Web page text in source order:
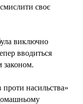
своє
виключно
вводиться
законом.
проти насильства»